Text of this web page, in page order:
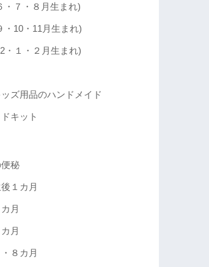
・７・８月生まれ)
・10・11月生まれ)
・１・２月生まれ)
ズ用品のハンドメイド
キット
秘
１カ月
月
月
８カ月